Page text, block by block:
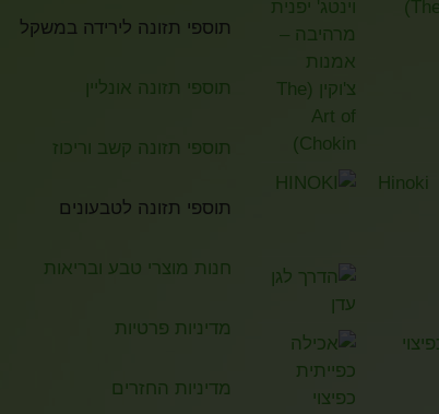
שמן אתרי הינוקי Hinoki
תוספי תזונה לירידה במשקל
תוספי תזונה אונליין
תוספי תזונה קשב וריכוז
תוספי תזונה לטבעונים
חנות מוצרי טבע ובריאות
מדיניות פרטיות
מדיניות החזרים